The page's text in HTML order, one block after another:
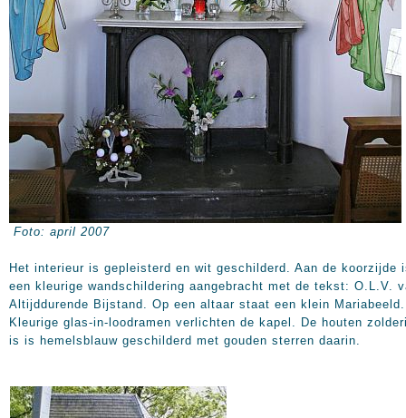
Foto: april 2007
Het interieur is gepleisterd en wit geschilderd. Aan de koorzijde
een kleurige wandschildering aangebracht met de tekst: O.L.V.
Altijddurende Bijstand. Op een altaar staat een klein Mariabeeld.
Kleurige glas-in-loodramen verlichten de kapel. De houten
is is hemelsblauw geschilderd met gouden sterren daarin.